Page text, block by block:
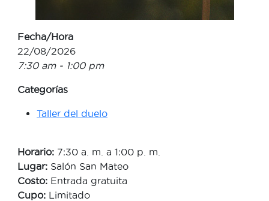
Fecha/Hora
22/08/2026
7:30 am - 1:00 pm
Categorías
Taller del duelo
Horario: 7:30 a. m. a 1:00 p. m.
Lugar: Salón San Mateo
Costo: Entrada gratuita
Cupo: Limitado